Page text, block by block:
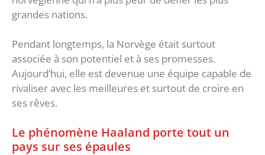
grandes nations.
Pendant longtemps, la Norvège était surtout
associée à son potentiel et à ses promesses.
Aujourd’hui, elle est devenue une équipe capable de
rivaliser avec les meilleures et surtout de croire en
ses rêves.
Le phénomène Haaland porte tout un
pays sur ses épaules